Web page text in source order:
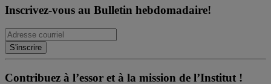
Inscrivez-vous au Bulletin hebdomadaire!
Contribuez à l’essor et à la mission de l’Institut !